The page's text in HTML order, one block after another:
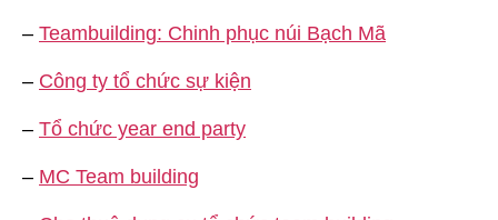
– Teambuilding: Chinh phục núi Bạch Mã
– Công ty tổ chức sự kiện
– Tổ chức year end party
– MC Team building